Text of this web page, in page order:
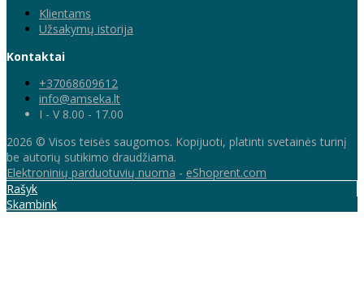
Klientams
Užsakymų istorija
Kontaktai
+37068609612
info@amseka.lt
I - V 8.00 - 17.00
2026 © Visos teisės saugomos. Kopijuoti, platinti svetainės turinį
be autorių sutikimo draudžiama.
Elektroninių parduotuvių nuoma - eShoprent.com
Rašyk
Skambink